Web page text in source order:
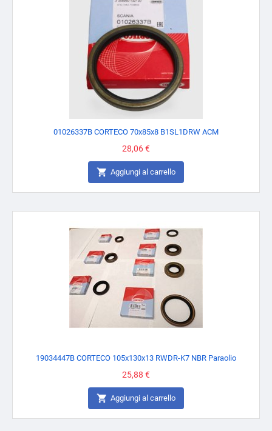
01026337B CORTECO 70x85x8 B1SL1DRW ACM
Prezzo
28,06 €
 Aggiungi al carrello
19034447B CORTECO 105x130x13 RWDR-K7 NBR Paraolio
Prezzo
25,88 €
 Aggiungi al carrello